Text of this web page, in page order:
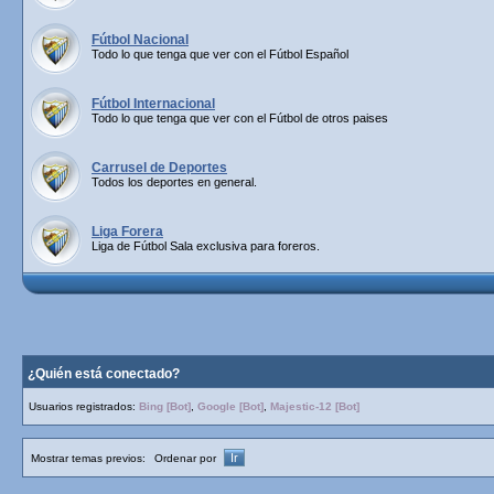
Fútbol Nacional
Todo lo que tenga que ver con el Fútbol Español
Fútbol Internacional
Todo lo que tenga que ver con el Fútbol de otros paises
Carrusel de Deportes
Todos los deportes en general.
Liga Forera
Liga de Fútbol Sala exclusiva para foreros.
¿Quién está conectado?
Usuarios registrados: Bing [Bot] Google [Bot] Majestic-12 [Bot]
Mostrar temas previos: Ordenar por